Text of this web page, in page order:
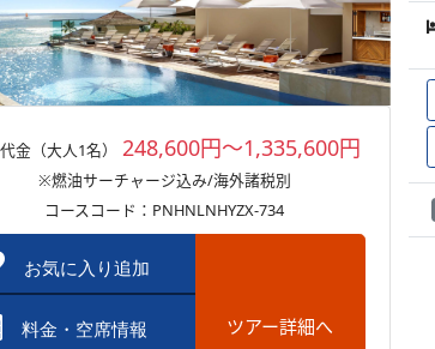
金（大人1名） 248,600円～1,335,600円
※燃油サーチャージ込み/海外諸税別
コースコード：PNHNLNHYZX-734
お気に入り追加
料金・空席情報 ツアー詳細へ